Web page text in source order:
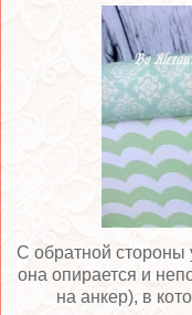
С обратной стороны
она опирается и
на анкер), в